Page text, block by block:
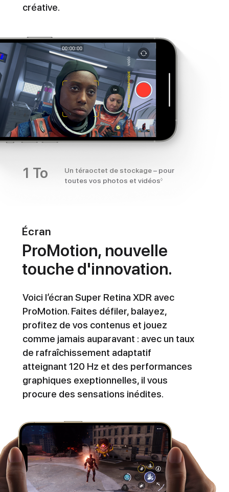
créative.
1 To Un téraoctet de stockage– pour
toutes vos photos et vidéos◊
Écran
ProMotion, nouvelle
touche d'innovation.
Voici l’écran Super Retina XDR avec
ProMotion. Faites défiler, balayez,
profitez de vos contenus et jouez
comme jamais auparavant : avec un taux
de rafraîchissement adaptatif
atteignant 120 Hz et des performances
graphiques exeptionnelles, il vous
procure des sensations inédites.